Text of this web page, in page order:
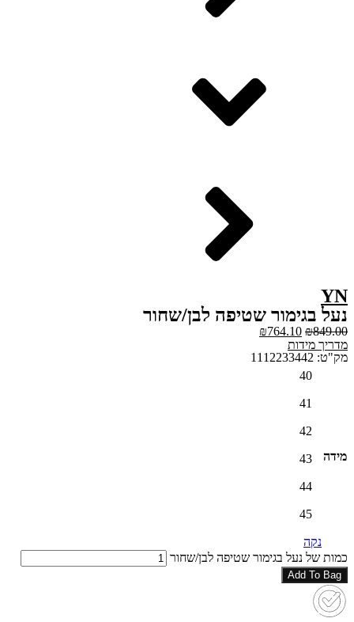
YN
נעל בגימור שטיפה לבן/שחור
₪849.00
₪764.10
מדריך מידות
מק"ט: 1112233442
מידה
40
41
42
43
44
45
נקה
כמות של נעל בגימור שטיפה לבן/שחור
Add To Bag